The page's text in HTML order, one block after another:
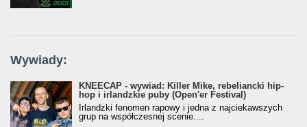
Wywiady:
KNEECAP - wywiad: Killer Mike, rebeliancki hip-
hop i irlandzkie puby (Open'er Festival)
Irlandzki fenomen rapowy i jedna z najciekawszych
grup na współczesnej scenie....